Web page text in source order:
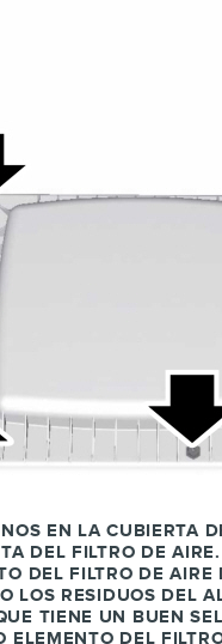
EN LA CUBIERTA
DEL FILTRO DE AIRE.
DEL FILTRO DE
LOS RESIDUOS DEL
TIENE UN BUEN
ELEMENTO DEL